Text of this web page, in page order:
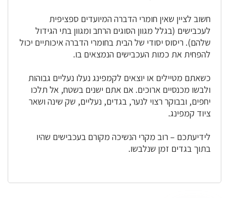
חשוב לציין שאין חומרי הדברה המיועדים ספציפית
לעכבישים (בגלל מגוון הסוגים הרחב ומגוון בתי הגידול
שלהם). ריסוס יסודי של הבית בחומרי הדברה איכותיים יכול
להפחית את כמות העכבישים הנמצאים בו.
כשאתם מטיילים או יוצאים לקמפינג נעלו נעליים גבוהות
ולבשו מכנסיים ארוכים. אם אתם ישנים בשטח, אל תלכו
יחפים, ובבוקר רצוי לנער, בגדים, נעליים, שק שינה ושאר
ציוד קמפינג.
לידיעתכם – רוב מקרי הנשיכה מקורם בעכבישים שהיו
בתוך בגדים זמן שנלבשו.